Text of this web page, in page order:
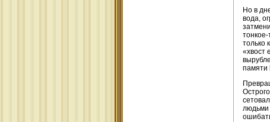
Но в
вода,
только
«хвост
памяти
людьми